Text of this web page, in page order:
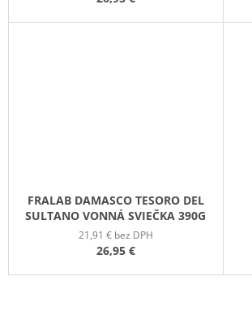
FRALAB DAMASCO TESORO DEL
SULTANO VONNÁ SVIEČKA 390G
21,91 € bez DPH
26,95 €